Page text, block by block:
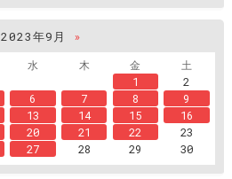
2023年9月
»
水 木 金
土
1
2
6 7 8
9
13 14 15
16
20 21 22
23
27 28 29 30